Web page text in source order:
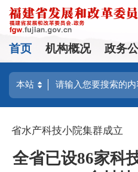
首页 机构概况 政务
省水产科技小院集群成立
全省已设86家科